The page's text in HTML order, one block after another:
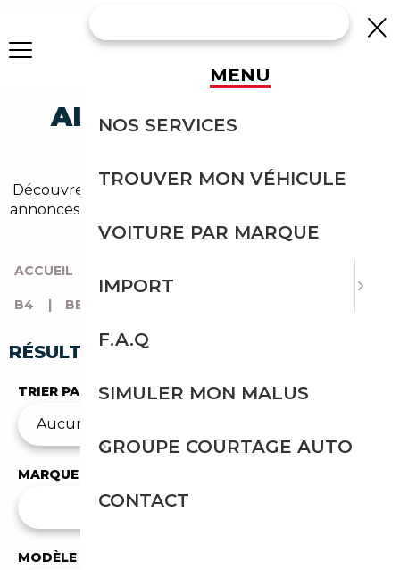
ALPINA B4 BERLINE
Découvrez un large choix de alpina berline dans nos
annonces de b4. Un import sans effort avec Courtage
Auto.
ACCUEIL
B4 | BERLINE
RÉSULTATS DE VOTRE RECHERCHE
TRIER PAR
MARQUE
Alpina
MODÈLE
MENU
NOS SERVICES
TROUVER MON VÉHICULE
VOITURE PAR MARQUE
IMPORT
F.A.Q
SIMULER MON MALUS
GROUPE COURTAGE AUTO
CONTACT